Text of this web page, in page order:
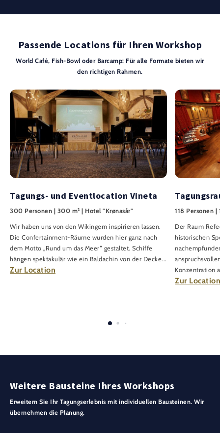
Passende Locations für Ihren Workshop
World Café, Fish-Bowl oder Barcamp: Für alle Formate bieten wir
den richtigen Rahmen.
Tagungs- und Eventlocation Vineta
300 Personen | 300 m² | Hotel "Krønasår"
Wir haben uns von den Wikingern inspirieren lassen.
Die Confertainment-Räume wurden hier ganz nach
dem Motto „Rund um das Meer“ gestaltet. Schiffe
hängen spektakulär wie ein Baldachin von der Decke...
Zur Location
118 Personen |
Der Raum
historischen
Konzentration
Zur Location
Weitere Bausteine Ihres Workshops
Erweitern Sie Ihr Tagungserlebnis mit individuellen Bausteinen. Wir
übernehmen die Planung.